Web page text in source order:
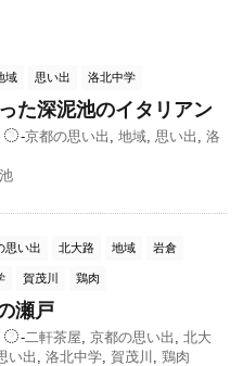
域 思い出 洛北中学
た深泥池のイタリアン
-京都の思い出 地域, 思い出
洛
思い出 北大路 地域 岩倉
賀茂川 鶏肉
瀬戸
-二軒茶屋 京都の思い出
北大
い出 洛北中学 賀茂川
鶏肉